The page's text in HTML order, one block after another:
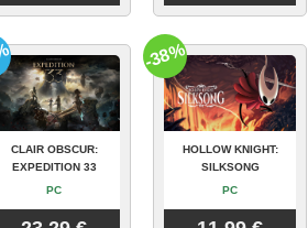
CLAIR OBSCUR:
EXPEDITION 33
PC
HOLLOW KNIGHT:
SILKSONG
PC
-38%